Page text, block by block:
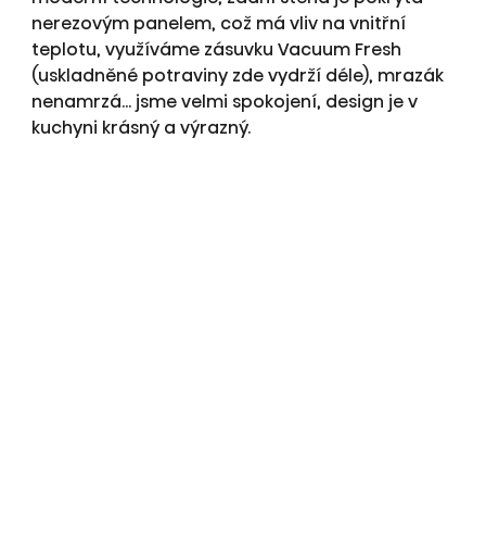
nerezovým panelem, což má vliv na vnitřní
teplotu, využíváme zásuvku Vacuum Fresh
(uskladněné potraviny zde vydrží déle), mrazák
nenamrzá... jsme velmi spokojení, design je v
kuchyni krásný a výrazný.